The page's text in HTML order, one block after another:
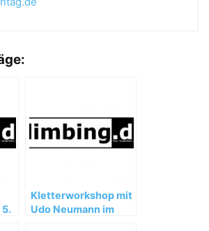
5.
Kletterworkshop mit
Udo Neumann im